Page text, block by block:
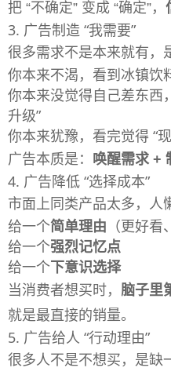
把 “不确定” 变成 “确定”，
3. 广告制造 “我需要”
很多需求不是本来就有，
你本来不渴，看到冰镇饮
你本来没觉得自己差东西
升级”
你本来犹豫，看完觉得 “
广告本质是： 唤醒需求 +
4. 广告降低 “选择成本”
市面上同类产品太多，人
给一个简单理由 （更好
给一个强烈记忆点
给一个下意识选择
当消费者想买时， 脑子里
就是最直接的销量。
5. 广告给人 “行动理由”
很多人不是不想买，是缺